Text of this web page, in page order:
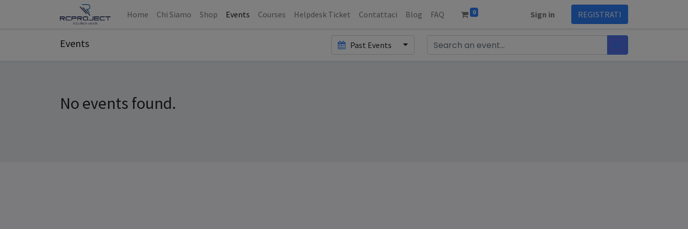
Home Chi Siamo Shop Events Courses Helpdesk Ticket Contattaci Blog FAQ 0 Sign in REGISTRATI
Events Past Events
No events found.